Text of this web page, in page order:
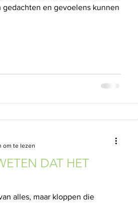
gedachten en gevoelens kunnen
DAT HET
alles, maar kloppen die
om te lezen